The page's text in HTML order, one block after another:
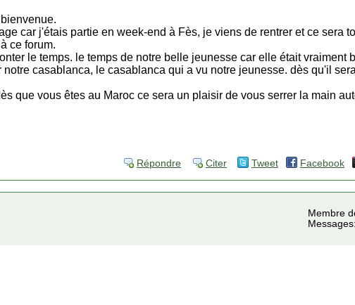
car j'étais partie en week-end à Fès, je viens de rentrer et ce sera
ce forum.
le temps. le temps de notre belle jeunesse car elle était vraiment
casablanca, le casablanca qui a vu notre jeunesse. dès qu'il
que vous êtes au Maroc ce sera un plaisir de vous serrer la main
Répondre Citer Tweet Facebook
Membre